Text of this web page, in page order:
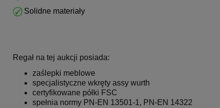
Solidne materiały
Regał na tej aukcji posiada:
zaślepki meblowe
specjalistyczne wkręty assy wurth
certyfikowane półki FSC
spełnia normy PN-EN 13501-1, PN-EN 14322